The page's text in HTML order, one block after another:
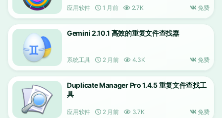
应用软件 1 月前 2.7K 免费
Gemini 2.10.1 高效的重复文件查找器
系统工具 2 月前 4.3K 免费
Duplicate Manager Pro 1.4.5 重复文件查找工
具
应用软件 2 月前 3.7K 免费